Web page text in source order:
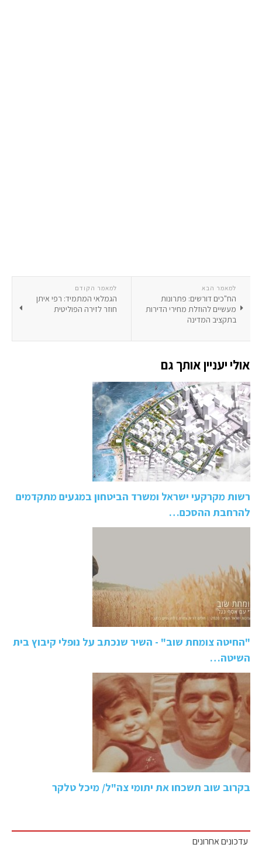
למאמר הקודם
הגמלאי המתמיד: רפי איתן
חוזר לזירה הפוליטית
למאמר הבא
הח"כים דורשים: פתרונות
מעשיים להוזלת מחירי הדירות
בתקציב המדינה
אולי יעניין אותך גם
רשות מקרקעי ישראל ומשרד הביטחון במגעים מתקדמים
להרחבת ההסכם…
"החיטה צומחת שוב" - השיר שנכתב על נופלי קיבוץ בית
השיטה…
בקרוב שוב תשכחו את יתומי צה"ל/ מיכל טלקר
עדכונים אחרונים